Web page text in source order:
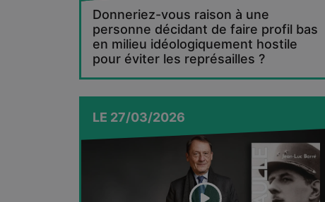
Donneriez-vous raison à une
personne décidant de faire profil bas
en milieu idéologiquement hostile
pour éviter les représailles ?
LE 27/03/2026